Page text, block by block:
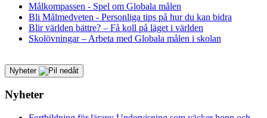
Målkompassen - Spel om Globala målen
Bli Målmedveten - Personliga tips på hur du kan bidra
Blir världen bättre? – Få koll på läget i världen
Skolövningar – Arbeta med Globala målen i skolan
Nyheter
Nyheter